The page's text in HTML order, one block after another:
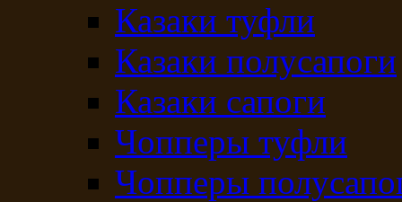
Казаки туфли
Казаки полусапоги
Казаки сапоги
Чопперы туфли
Чопперы